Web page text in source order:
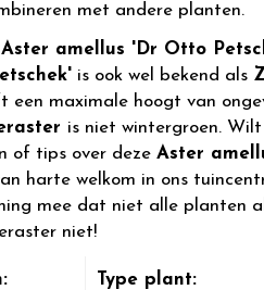
met andere planten.
Aster amellus 'Dr Otto
is ook wel bekend als
een maximale hoogt van
is niet wintergroen.
of tips over deze Aster
harte welkom in ons
mee dat niet alle planten
niet!
Type plant: